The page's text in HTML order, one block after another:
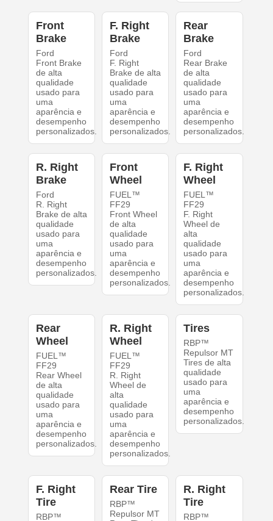
Front
Brake
Ford
Front Brake
de alta
qualidade
usado para
uma
aparência e
desempenho
personalizados.
F. Right
Brake
Ford
F. Right
Brake de alta
qualidade
usado para
uma
aparência e
desempenho
personalizados.
Rear
Brake
Ford
Rear Brake
de alta
qualidade
usado para
uma
aparência e
desempenho
personalizados.
R. Right
Brake
Ford
R. Right
Brake de alta
qualidade
usado para
uma
aparência e
desempenho
personalizados.
Front
Wheel
FUEL™
FF29
Front Wheel
de alta
qualidade
usado para
uma
aparência e
desempenho
personalizados.
F. Right
Wheel
FUEL™
FF29
F. Right
Wheel de
alta
qualidade
usado para
uma
aparência e
desempenho
personalizados.
Rear
Wheel
FUEL™
FF29
Rear Wheel
de alta
qualidade
usado para
uma
aparência e
desempenho
personalizados.
R. Right
Wheel
FUEL™
FF29
R. Right
Wheel de
alta
qualidade
usado para
uma
aparência e
desempenho
personalizados.
Tires
RBP™
Repulsor MT
Tires de alta
qualidade
usado para
uma
aparência e
desempenho
personalizados.
F. Right
Tire
RBP™
Rear Tire
RBP™
Repulsor MT
R. Right
Tire
RBP™